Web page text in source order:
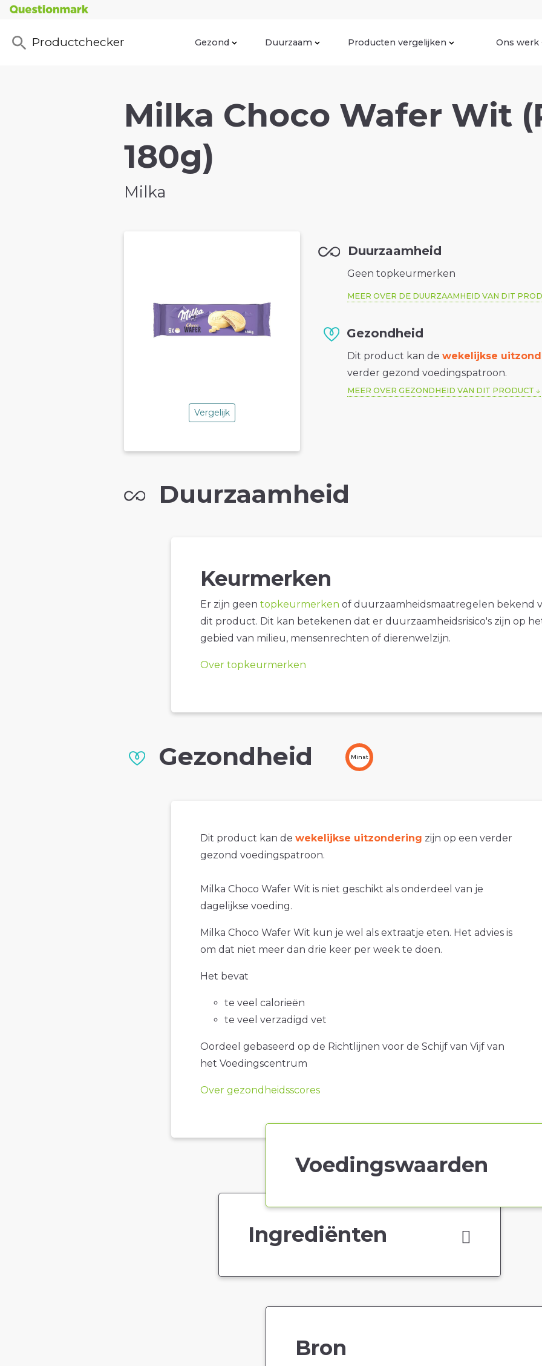
Productchecker Gezond Duurzaam Producten vergelijken Ons werk
Milka Choco Wafer Wit
180g)
Milka
Vergelijk
Duurzaamheid
Geen topkeurmerken
MEER OVER DE DUURZAAMHEID VAN DIT
Gezondheid
Dit product kan dewekelijkse
verder gezond voedingspatroon.
MEER OVER GEZONDHEID VAN DIT PRODUCT
Duurzaamheid
Keurmerken
Er zijn geen topkeurmerken of duurzaamheidsmaatregelen bekend
dit product. Dit kan betekenen dat er duurzaamheidsrisico's zijn op
gebied van milieu, mensenrechten of dierenwelzijn.
Over topkeurmerken
Gezondheid Minst
Dit product kan de wekelijkse uitzondering zijn op een verder
gezond voedingspatroon.
Milka Choco Wafer Wit is niet geschikt als onderdeel van je
dagelijkse voeding.
Milka Choco Wafer Wit kun je wel als extraatje eten. Het advies is
om dat niet meer dan drie keer per week te doen.
Het bevat
te veel calorieën
te veel verzadigd vet
Oordeel gebaseerd op de Richtlijnen voor de Schijf van Vijf van
het Voedingscentrum
Over gezondheidsscores
Voedingswaarden
Ingrediënten
Bron